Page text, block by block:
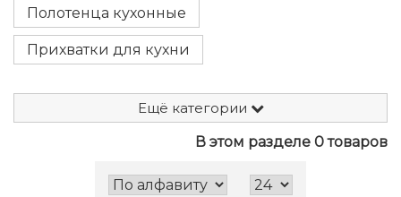
Полотенца кухонные
Прихватки для кухни
Ещё категории
В этом разделе 0 товаров